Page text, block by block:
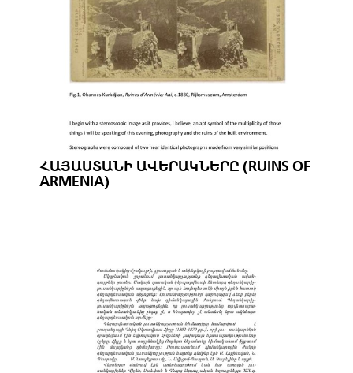
ՀԱՅԱՍՏԱՆԻ ԱՎԵՐԱԿՆԵՐԸ (RUINS OF
ARMENIA)